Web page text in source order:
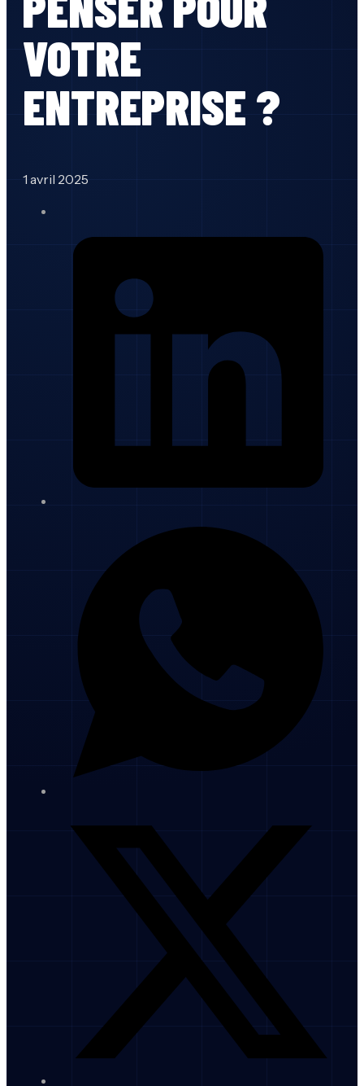
VOTRE
ENTREPRISE ?
1 avril 2025